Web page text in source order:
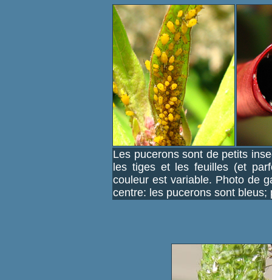
Les pucerons sont de petits
les tiges et les feuilles (et
couleur est variable. Photo de
centre: les pucerons sont